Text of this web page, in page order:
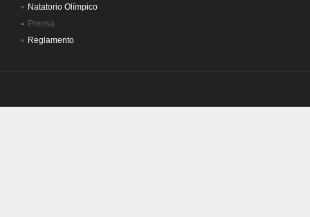
Natatorio Olímpico
Prensa
Reglamento